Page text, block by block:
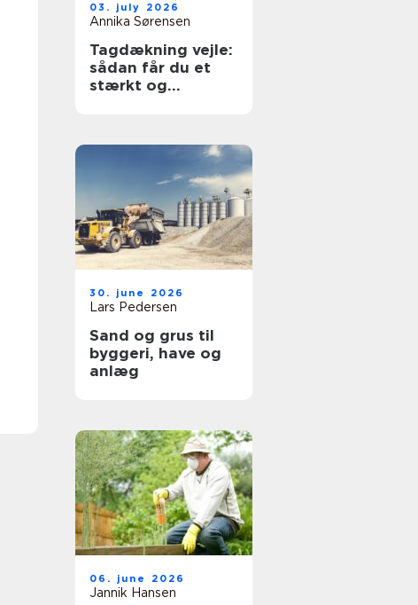
03. july 2026
Annika Sørensen
Tagdækning vejle:
sådan får du et
stærkt og
30. june 2026
Lars Pedersen
Sand og grus til
byggeri, have og
anlæg
06. june 2026
Jannik Hansen